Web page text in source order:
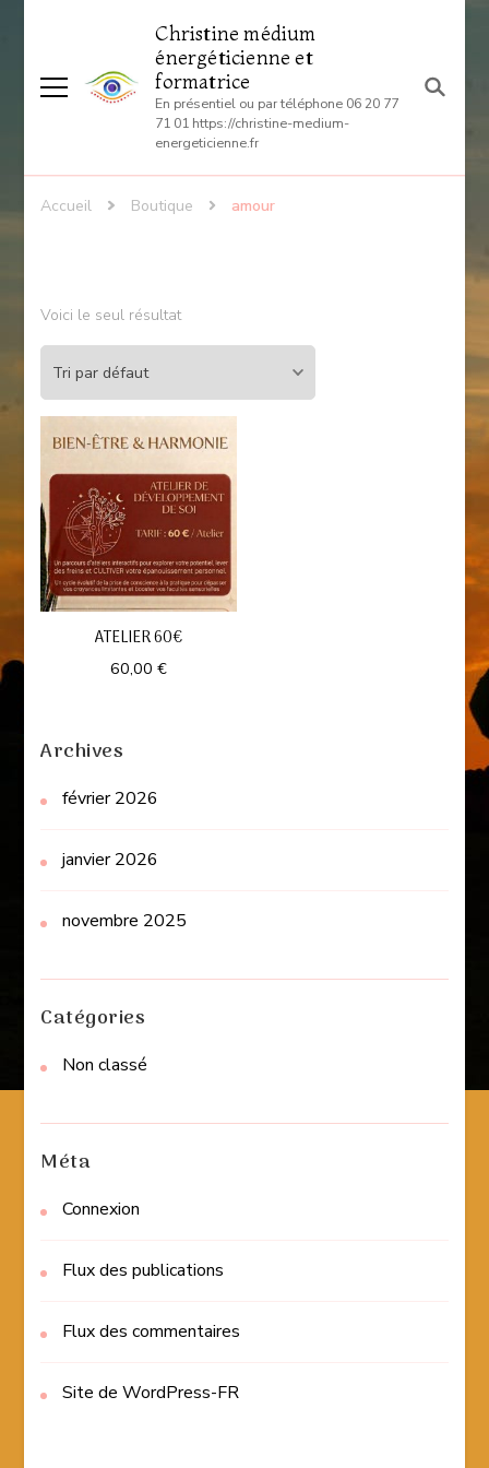
Christine médium
énergéticienne et
formatrice
En présentiel ou par téléphone 06 20 77
71 01 https://christine-medium-
energeticienne.fr
Accueil Boutique amour
Voici le seul résultat
ATELIER 60€
60,00 €
Archives
février 2026
janvier 2026
novembre 2025
Catégories
Non classé
Méta
Connexion
Flux des publications
Flux des commentaires
Site de WordPress-FR